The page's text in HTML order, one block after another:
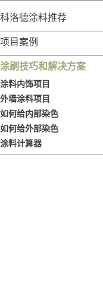
科洛德涂料推荐
项目案例
涂刷技巧和解决方案
涂料内饰项目
外墙涂料项目
如何给内部染色
如何给外部染色
涂料计算器